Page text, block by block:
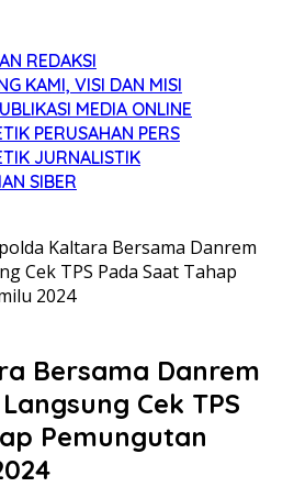
REDAKSI
KAMI, VISI DAN MISI
MEDIA ONLINE
PERUSAHAN PERS
JURNALISTIK
SIBER
Kaltara Bersama Danrem
Cek TPS Pada Saat Tahap
2024
Bersama Danrem
Cek TPS
Pemungutan